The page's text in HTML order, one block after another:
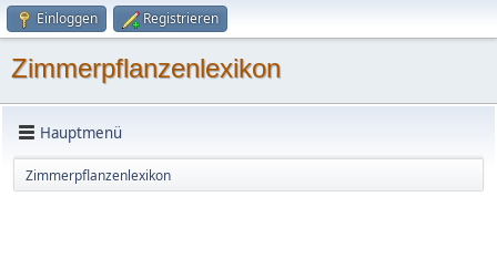
Einloggen Registrieren
Zimmerpflanzenlexikon
Hauptmenü
Zimmerpflanzenlexikon